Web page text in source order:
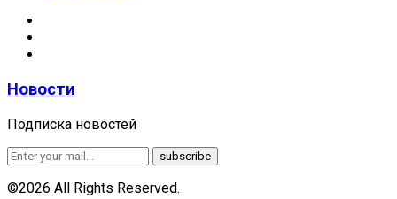
Новости
Подписка новостей
©2026 All Rights Reserved.